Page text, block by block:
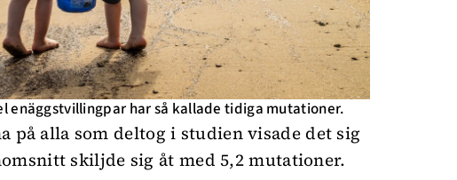
enäggstvillingpar har så kallade tidiga mutationer.
på alla som deltog i studien visade det sig
skiljde sig åt med 5,2 mutationer.